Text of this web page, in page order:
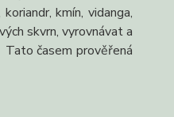
kmín, vidanga,
skvrn, vyrovnávat a
Tato časem prověřená